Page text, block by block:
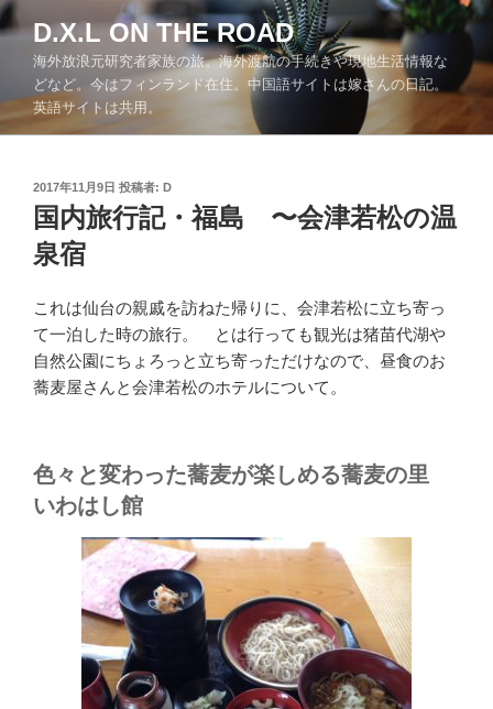
コ
ン
ツ
D.X.L ON THE ROAD
海外放浪元研究者家族の旅。海外渡航の手続きや現地生活情報な
どなど。今はフィンランド在住。中国語サイトは嫁さんの日記。
英語サイトは共用。
投
稿
日:
2017年11月9日 投稿者: D
国内旅行記・福島 〜会津若松の温
泉宿
これは仙台の親戚を訪ねた帰りに、会津若松に立ち寄っ
て一泊した時の旅行。 とは行っても観光は猪苗代湖や
自然公園にちょろっと立ち寄っただけなので、昼食のお
蕎麦屋さんと会津若松のホテルについて。
色々と変わった蕎麦が楽しめる蕎麦の里
いわはし館